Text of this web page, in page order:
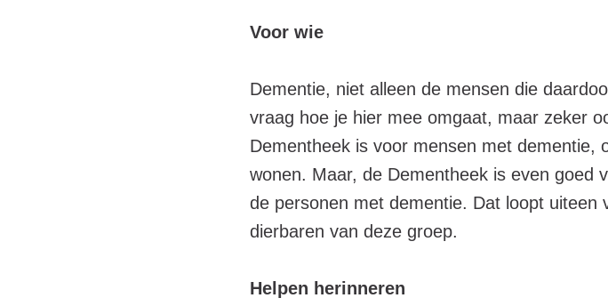
Voor wie
Dementie, niet alleen de mensen die
vraag hoe je hier mee omgaat, maar zeker
Dementheek is voor mensen met dementie,
wonen. Maar, de Dementheek is even goed
de personen met dementie. Dat loopt
dierbaren van deze groep.
Helpen herinneren